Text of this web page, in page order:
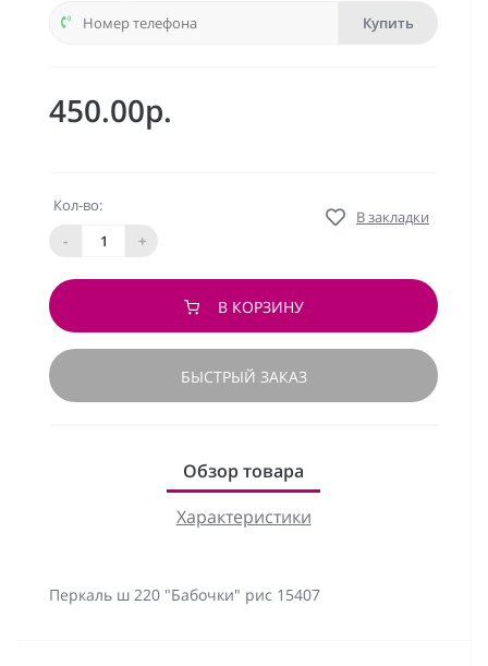
Купить
450.00р.
Кол-во:
-
+
В закладки
В КОРЗИНУ
БЫСТРЫЙ ЗАКАЗ
Обзор товара
Характеристики
Перкаль ш 220 "Бабочки" рис 15407